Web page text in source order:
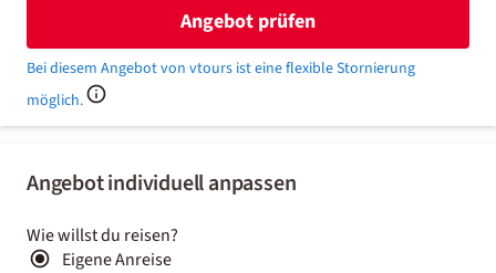
Angebot individuell anpassen
Wie willst du reisen?
Eigene Anreise
Angebot prüfen
Bei diesem Angebot von vtours ist eine flexible Stornierung
möglich.